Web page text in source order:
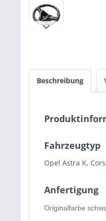
Beschreibung
Fahrzeugtyp
Opel Astra K,
Anfertigung
Originalfarbe